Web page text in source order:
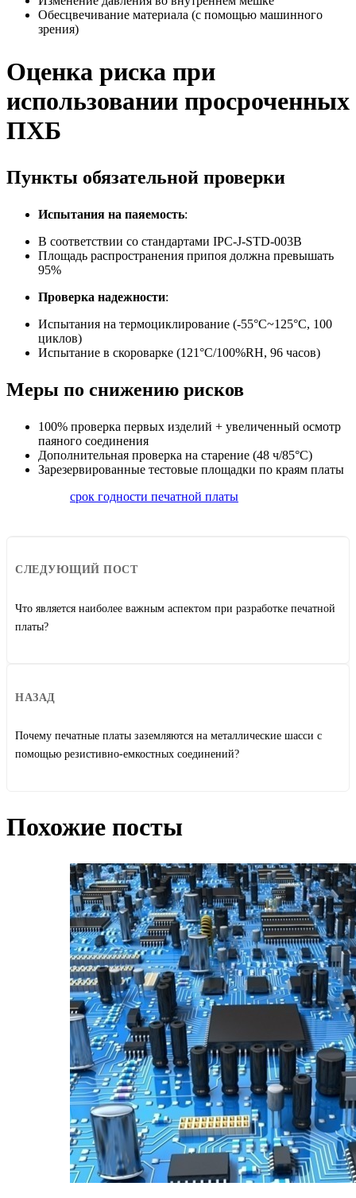
Обесцвечивание материала (с помощью машинного
зрения)
Оценка риска при
использовании просроченных
ПХБ
Пункты обязательной проверки
Испытания на паяемость:
В соответствии со стандартами IPC-J-STD-003B
Площадь распространения припоя должна превышать
95%
Проверка надежности:
Испытания на термоциклирование (-55°C~125°C, 100
циклов)
Испытание в скороварке (121°C/100%RH, 96 часов)
Меры по снижению рисков
100% проверка первых изделий + увеличенный осмотр
паяного соединения
Дополнительная проверка на старение (48 ч/85°C)
Зарезервированные тестовые площадки по краям платы
срок годности печатной платы
НАЗАД
Почему печатные платы заземляются на металлические шасси с
помощью резистивно-емкостных соединений?
СЛЕДУЮЩИЙ ПОСТ
Что является наиболее важным аспектом при разработке печатной
платы?
Похожие посты